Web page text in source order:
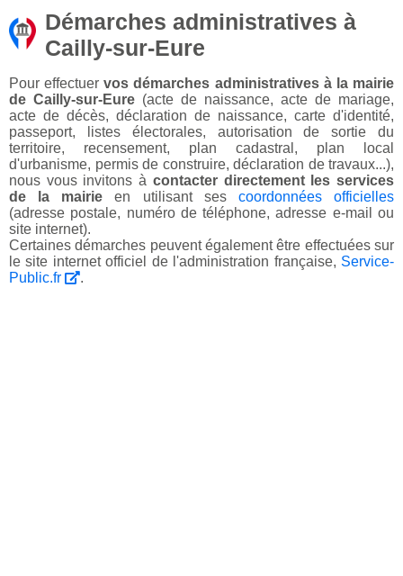
Démarches administratives à
Cailly-sur-Eure
Pour effectuervos démarches administratives à la mairie
de Cailly-sur-Eure (acte de naissance, acte de mariage,
acte de décès, déclaration de naissance, carte d'identité,
passeport, listes électorales, autorisation de sortie du
territoire, recensement, plan cadastral, plan local
d'urbanisme, permis de construire, déclaration de travaux...),
nous vous invitons à contacter directement les services
de la mairie en utilisant ses coordonnées officielles
(adresse postale, numéro de téléphone, adresse e-mail ou
site internet).
Certaines démarches peuvent également être effectuées sur
le site internet officiel de l'administration française, Service-
Public.fr
.